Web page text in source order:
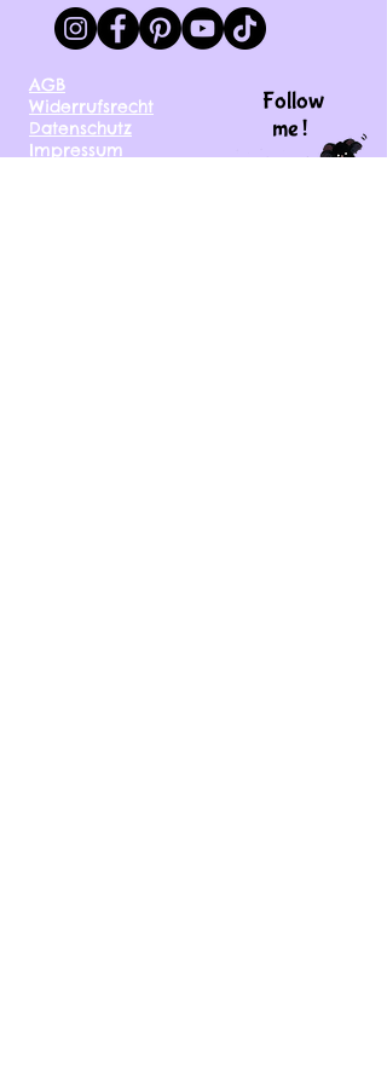
AGB
Widerrufsrecht
Datenschutz
Impressum
Follow
me !